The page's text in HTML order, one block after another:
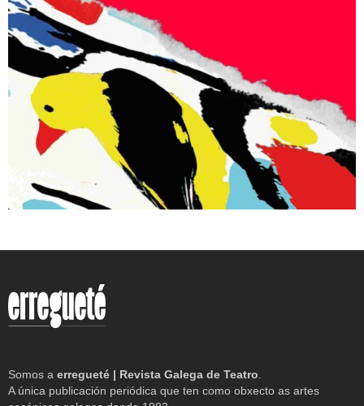
Somos a erregueté | Revista Galega de Teatro
A única publicación periódica que ten como obxecto as artes